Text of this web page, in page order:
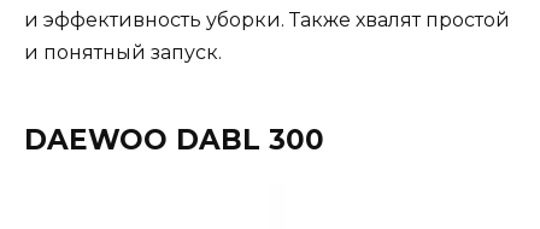
и эффективность уборки. Также хвалят простой
и понятный запуск.
DAEWOO DABL 300